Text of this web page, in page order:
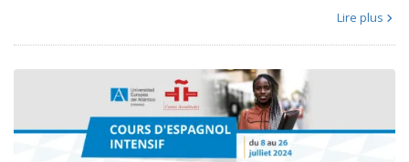
Lire plus